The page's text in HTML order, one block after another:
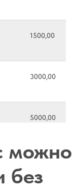
1500,00
3000,00
5000,00
2800,00